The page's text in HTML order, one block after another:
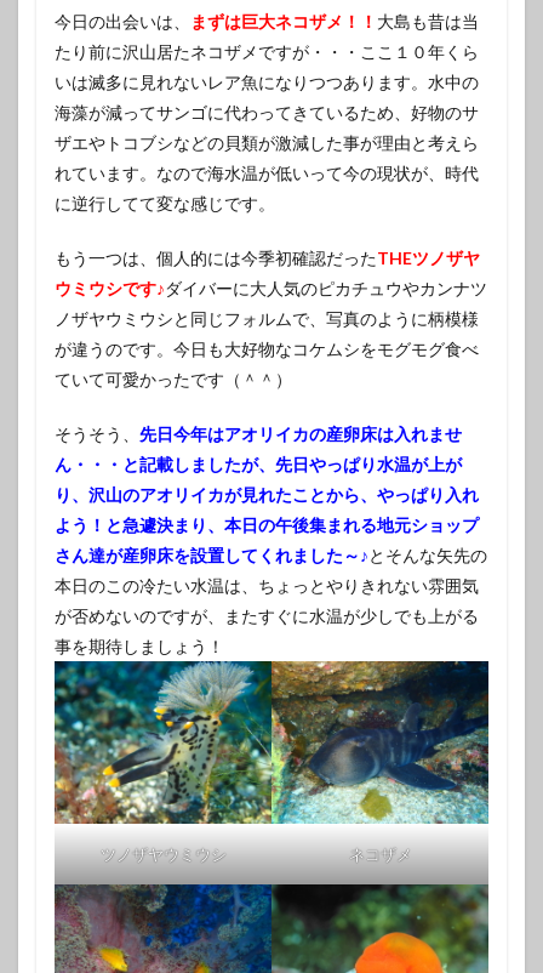
今日の出会いは、 まずは巨大ネコザメ！！ 大島も昔は当
たり前に沢山居たネコザメですが・・・ここ１０年くら
いは滅多に見れないレア魚になりつつあります。水中の
海藻が減ってサンゴに代わってきているため、好物のサ
ザエやトコブシなどの貝類が激減した事が理由と考えら
れています。なので海水温が低いって今の現状が、時代
に逆行してて変な感じです。
もう一つは、個人的には今季初確認だったTHEツノザヤ
ウミウシです♪ダイバーに大人気のピカチュウやカンナツ
ノザヤウミウシと同じフォルムで、写真のように柄模様
が違うのです。今日も大好物なコケムシをモグモグ食べ
ていて可愛かったです（＾＾）
そうそう、 先日今年はアオリイカの産卵床は入れませ
ん・・・と記載しましたが、先日やっぱり水温が上が
り、沢山のアオリイカが見れたことから、やっぱり入れ
よう！と急遽決まり、本日の午後集まれる地元ショップ
さん達が産卵床を設置してくれました～♪とそんな矢先の
本日のこの冷たい水温は、ちょっとやりきれない雰囲気
が否めないのですが、またすぐに水温が少しでも上がる
事を期待しましょう！
ツノザヤウミウシ ネコザメ